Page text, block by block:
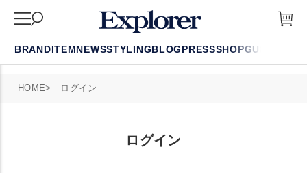
BRANDITEMNEWSSTYLINGBLOGPRESSSHOPGUIDE
HOME ログイン
ログイン